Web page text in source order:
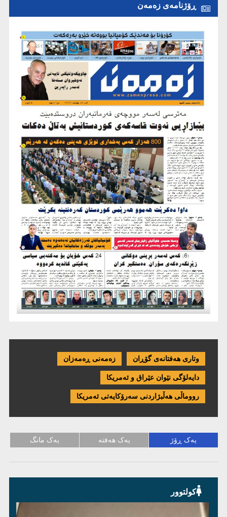
ڕۆژنامەی زەمەن
وتاری هەفتانەی گۆڕان زەمەنی ڕەمەزان
دایەلۆگی نێوان عێراق و ئەمریكا
رووماڵی هەڵبژاردنی سەرۆکایەتی ئەمریکا
یەک ڕۆژ یەک هەفتە یەک مانگ
کولتوور